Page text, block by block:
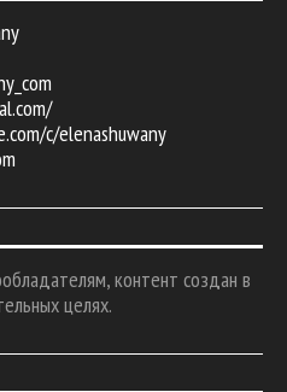
c/elenashuwany
контент создан в
целях.